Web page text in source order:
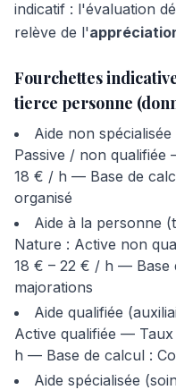
indicatif : l'évaluation
relève de l'
Fourchettes
tierce personne
Aide non
Passive / non qualifiée
18 € / h — Base de
organisé
Aide à la personne
Nature : Active non
18 € – 22 € / h — Base
majorations
Aide qualifiée
Active qualifiée —
h — Base de calcul :
Aide spécialisée